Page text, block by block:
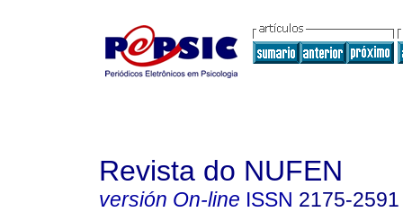
Revista do NUFEN
versión On-line ISSN 2175-2591